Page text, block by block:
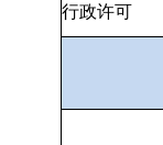
行政许可